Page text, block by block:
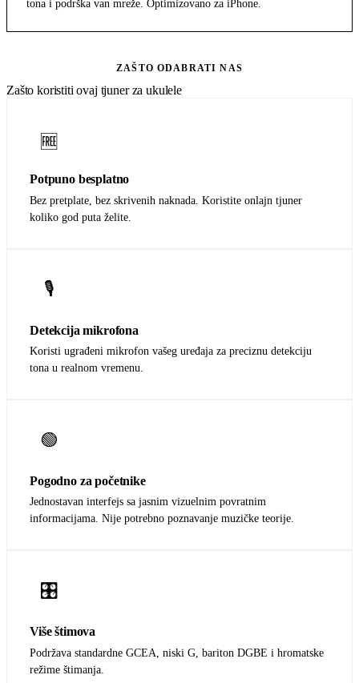
tona i podrška van mreže. Optimizovano za iPhone.
ZAŠTO ODABRATI NAS
Zašto koristiti ovaj tjuner za ukulele
🆓
Potpuno besplatno
Bez pretplate, bez skrivenih naknada. Koristite onlajn tjuner
koliko god puta želite.
🎙️
Detekcija mikrofona
Koristi ugrađeni mikrofon vašeg uređaja za preciznu detekciju
tona u realnom vremenu.
🟢
Pogodno za početnike
Jednostavan interfejs sa jasnim vizuelnim povratnim
informacijama. Nije potrebno poznavanje muzičke teorije.
🎛️
Više štimova
Podržava standardne GCEA, niski G, bariton DGBE i hromatske
režime štimanja.